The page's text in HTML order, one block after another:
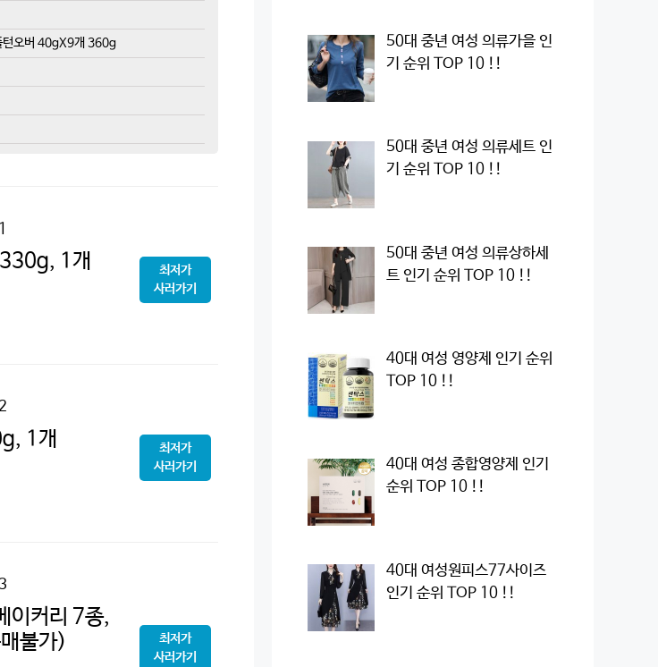
턴오버 40gX9개 360g
1개
최저가
사러가기
1개
최저가
사러가기
이커리 7종,
불가)
최저가
사러가기
50대 중년 여성 의류가을 인
기 순위 TOP 10 !!
50대 중년 여성 의류세트 인
기 순위 TOP 10 !!
50대 중년 여성 의류상하세
트 인기 순위 TOP 10 !!
40대 여성 영양제 인기 순위
TOP 10 !!
40대 여성 종합영양제 인기
순위 TOP 10 !!
40대 여성원피스77사이즈
인기 순위 TOP 10 !!